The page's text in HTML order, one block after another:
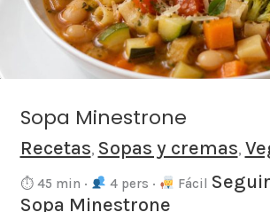
Sopa Minestrone
Recetas, Sopas y cremas,
⏱ 45 min · 4 pers · Fácil
Sopa Minestrone